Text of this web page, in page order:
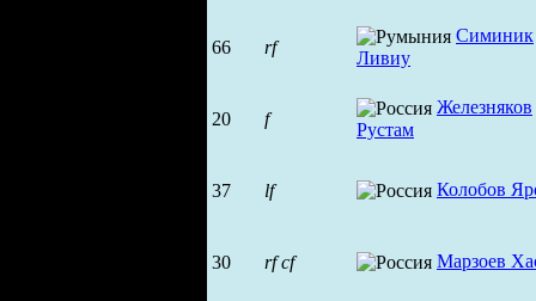
66 rf
Симиник
Ливиу
20 f
Железняков
Рустам
37 lf Колобов
30 rf cf Марзоев